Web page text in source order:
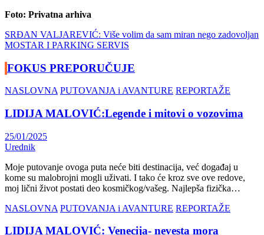
Foto: Privatna arhiva
Navigacija
članaka
SRĐAN VALJAREVIĆ: Više volim da sam miran nego zadovoljan
MOSTAR I PARKING SERVIS
FOKUS PREPORUČUJE
NASLOVNA PUTOVANJA i AVANTURE REPORTAŽE
LIDIJA MALOVIĆ:Legende i mitovi o vozovima
25/01/2025
Urednik
Moje putovanje ovoga puta neće biti destinacija, već događaj u
kome su malobrojni mogli uživati. I tako će kroz sve ove redove,
moj lični život postati deo kosmičkog/vašeg. Najlepša fizička…
NASLOVNA PUTOVANJA i AVANTURE REPORTAŽE
LIDIJA MALOVIĆ: Venecija- nevesta mora